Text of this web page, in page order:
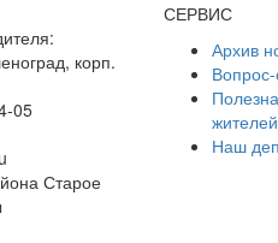
корп.
05
Старое
СЕРВИС
Архив
Вопрос-
жителей
Наш